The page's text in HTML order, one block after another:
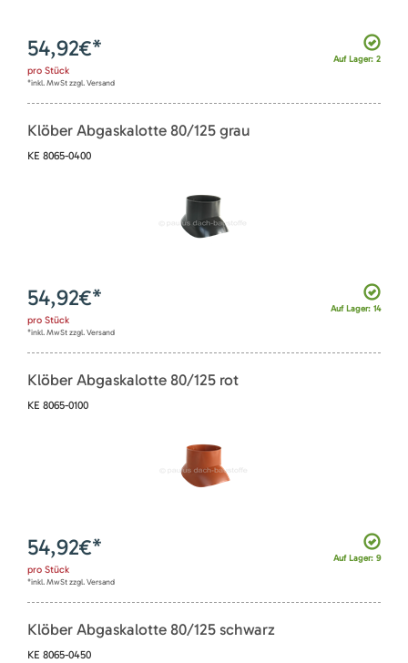
Auf Lager: 2
54,92€*
pro Stück
*inkl. MwSt zzgl. Versand
Klöber Abgaskalotte 80/125 grau
KE 8065-0400
Auf Lager: 14
54,92€*
pro Stück
*inkl. MwSt zzgl. Versand
Klöber Abgaskalotte 80/125 rot
KE 8065-0100
Auf Lager: 9
54,92€*
pro Stück
*inkl. MwSt zzgl. Versand
Klöber Abgaskalotte 80/125 schwarz
KE 8065-0450